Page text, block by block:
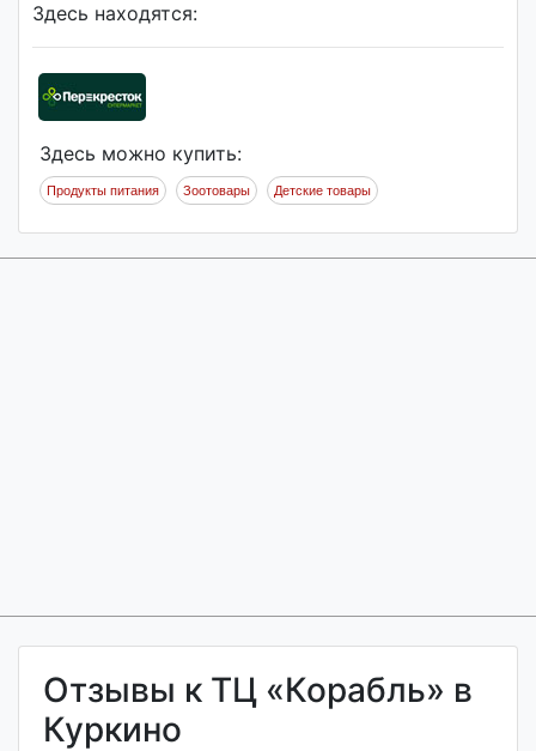
Здесь находятся:
Здесь можно купить:
Продукты питания Зоотовары Детские товары
Отзывы к ТЦ «Корабль» в
Куркино